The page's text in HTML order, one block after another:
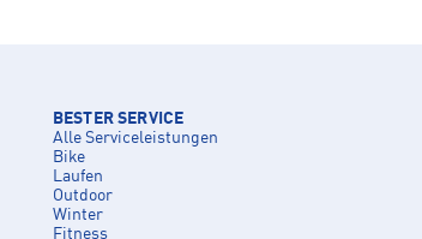
BESTER SERVICE
Alle Serviceleistungen
Bike
Laufen
Outdoor
Winter
Fitness